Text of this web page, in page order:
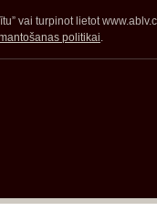
vai turpinot lietot
politikai.